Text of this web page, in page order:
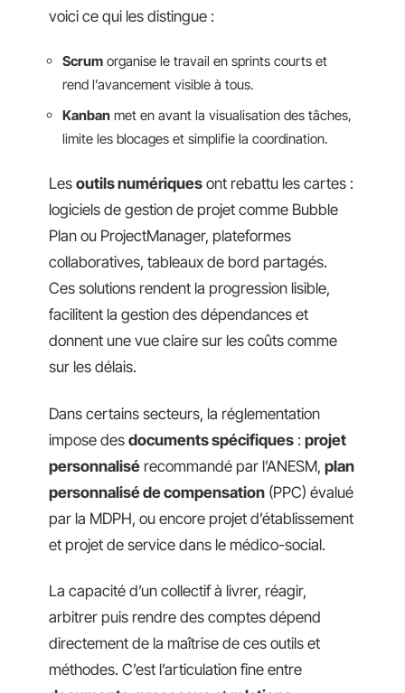
voici ce qui les distingue :
Scrum organise le travail en sprints courts et
rend l’avancement visible à tous.
Kanban met en avant la visualisation des tâches,
limite les blocages et simplifie la coordination.
Les outils numériques ont rebattu les cartes :
logiciels de gestion de projet comme Bubble
Plan ou ProjectManager, plateformes
collaboratives, tableaux de bord partagés.
Ces solutions rendent la progression lisible,
facilitent la gestion des dépendances et
donnent une vue claire sur les coûts comme
sur les délais.
Dans certains secteurs, la réglementation
impose des documents spécifiques : projet
personnalisé recommandé par l’ANESM, plan
personnalisé de compensation (PPC) évalué
par la MDPH, ou encore projet d’établissement
et projet de service dans le médico-social.
La capacité d’un collectif à livrer, réagir,
arbitrer puis rendre des comptes dépend
directement de la maîtrise de ces outils et
méthodes. C’est l’articulation fine entre